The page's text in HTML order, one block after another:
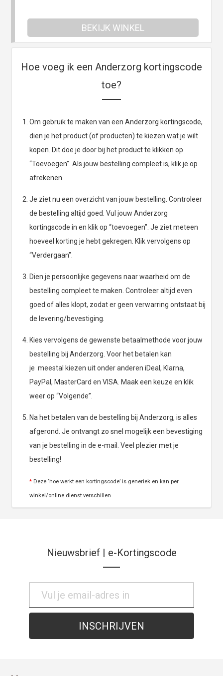
BEKIJK WINKEL
Hoe voeg ik een Anderzorg kortingscode
toe?
Om gebruik te maken van een Anderzorg kortingscode,
dien je het product (of producten) te kiezen wat je wilt
kopen. Dit doe je door bij het product te klikken op
“Toevoegen”. Als jouw bestelling compleet is, klik je op
afrekenen.
Je ziet nu een overzicht van jouw bestelling. Controleer
de bestelling altijd goed. Vul jouw Anderzorg
kortingscode in en klik op “toevoegen”. Je ziet meteen
hoeveel korting je hebt gekregen. Klik vervolgens op
“Verdergaan”.
Dien je persoonlijke gegevens naar waarheid om de
bestelling compleet te maken. Controleer altijd even
goed of alles klopt, zodat er geen verwarring ontstaat bij
de levering/bevestiging.
Kies vervolgens de gewenste betaalmethode voor jouw
bestelling bij Anderzorg. Voor het betalen kan
je meestal kiezen uit onder anderen iDeal, Klarna,
PayPal, MasterCard en VISA. Maak een keuze en klik
weer op “Volgende”.
Na het betalen van de bestelling bij Anderzorg, is alles
afgerond. Je ontvangt zo snel mogelijk een bevestiging
van je bestelling in de e-mail. Veel plezier met je
bestelling!
* Deze ‘hoe werkt een kortingscode’ is generiek en kan per
winkel/online dienst verschillen
Nieuwsbrief | e-Kortingscode